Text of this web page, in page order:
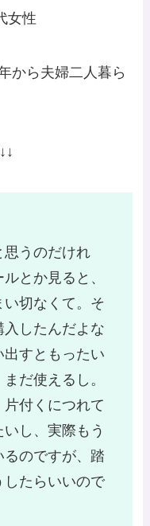
女性
から夫婦二人暮ら
思うのだけれ
とか見ると、
切なくて。そ
したんだよな
出すともったい
だ使えるし。
付くにつれて
し、実際もう
のですが、踏
したらいいので